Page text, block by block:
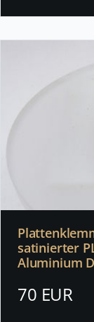
satinierter
Aluminium
70 EUR